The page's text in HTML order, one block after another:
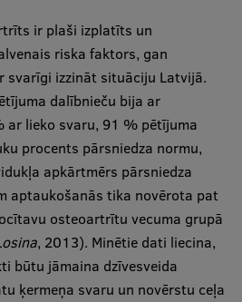
ir plaši izplatīts un
riska faktors, gan
svarīgi izzināt situāciju Latvijā.
dalībnieču bija ar
ar lieko svaru, 91 % pētījuma
procents pārsniedza normu,
apkārtmērs pārsniedza
aptaukošanās tika novērota pat
osteoartrītu vecuma grupā
, 2013). Minētie dati liecina,
būtu jāmaina dzīvesveida
ķermeņa svaru un novērstu ceļa